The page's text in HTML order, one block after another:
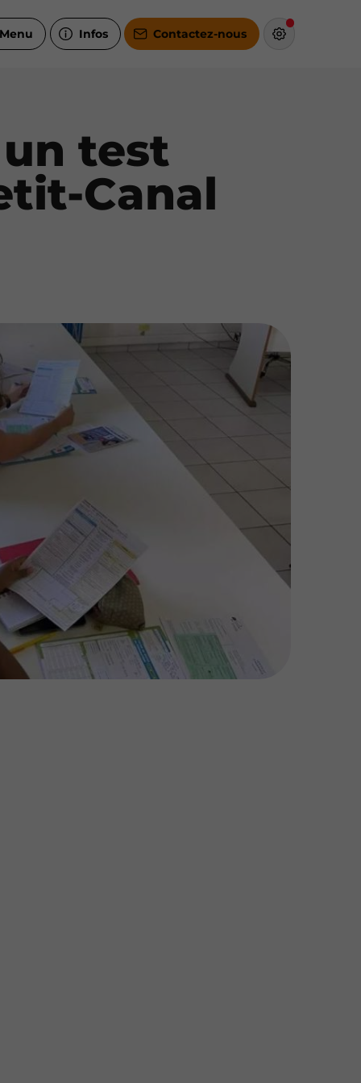
Menu Infos Contactez-nous
test
Canal